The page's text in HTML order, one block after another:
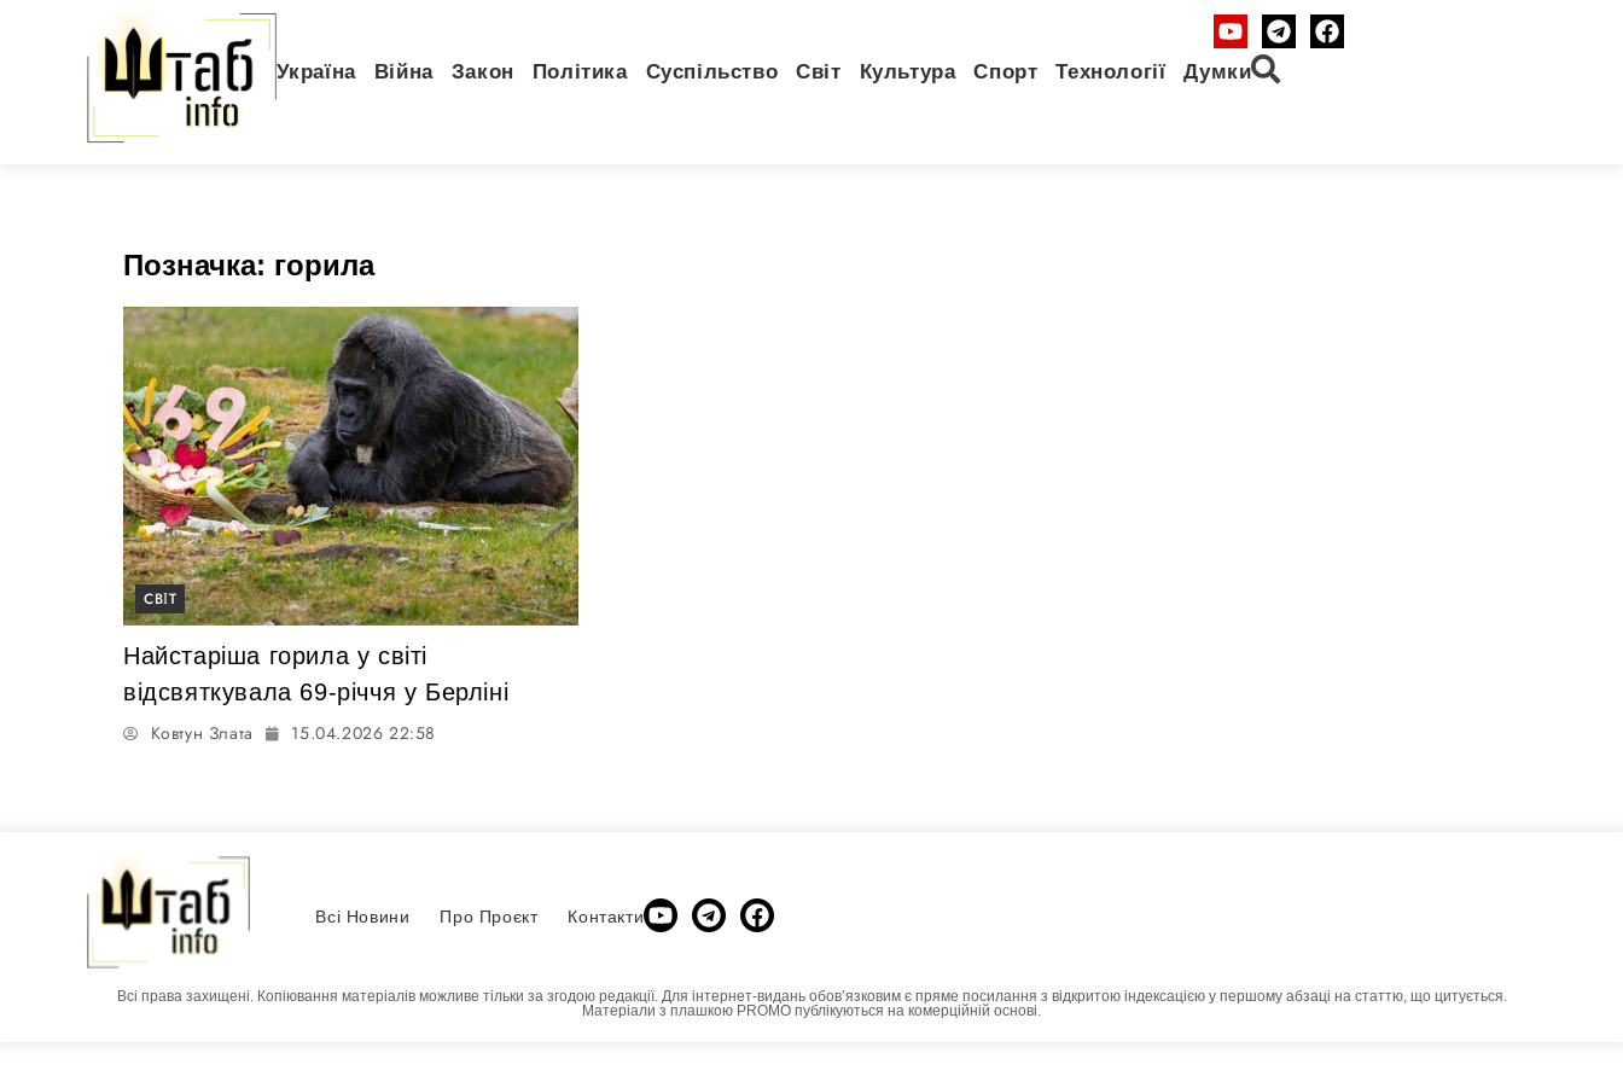
Україна Війна Закон Політика Суспільство Світ Культура Спорт Технології Думки
Позначка: горила
СВІТ
Найстаріша горила у світі
відсвяткувала 69-річчя у Берліні
Ковтун Злата 15.04.2026 22:58
Всі Новини Про Проєкт Контакти
Всі права захищені. Копіювання матеріалів можливе тільки за згодою редакції. Для інтернет-видань обовʼязковим є пряме посилання з відкритою індексацією у першому абзаці на статтю, що цитується.
Матеріали з плашкою PROMO публікуються на комерційній основі.